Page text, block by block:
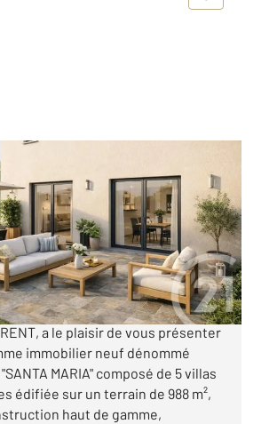
202
pièces
vendre
160 €
CENTURY 21 Dary Immobilier à
a le plaisir de vous présenter
immobilier neuf dénommé
MARIA" composé de 5 villas
édifiée sur un terrain de 988 m²,
haut de gamme,